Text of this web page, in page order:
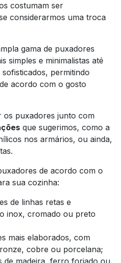
costumam ser
considerarmos uma troca
gama de puxadores
simples e minimalistas até
permitindo
de acordo com o gosto
puxadores junto com
que sugerimos, como a
nos armários, ou ainda,
de acordo com o
sua cozinha:
de linhas retas e
inox, cromado ou preto
mais elaborados, com
cobre ou porcelana;